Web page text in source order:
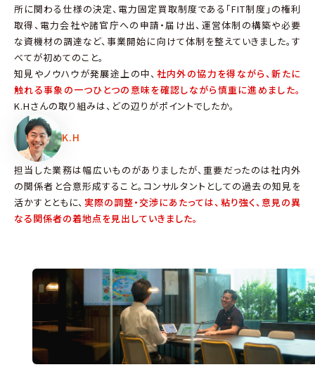
所に関わる仕様の決定、電力固定買取制度である「FIT制度」の権利
取得、電力会社や諸官庁への申請・届け出、運営体制の構築や必要
な資機材の調達など、事業開始に向けて体制を整えていきました。す
べてが初めてのこと。
知見やノウハウが発展途上の中、 社内外の協力を得ながら、新たに
触れる事象の一つひとつの意味を確認しながら慎重に進めました。
K.Hさんの取り組みは、どの辺りがポイントでしたか。
K.H
担当した業務は幅広いものがありましたが、重要だったのは社内外
の関係者と合意形成すること。コンサルタントとしての過去の知見を
活かすとともに、 実際の調整・交渉にあたっては、粘り強く、意見の異
なる関係者の着地点を見出していきました。